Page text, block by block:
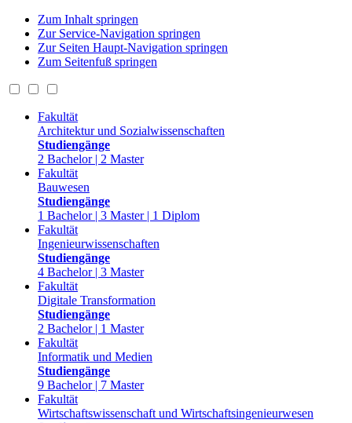
Zum Inhalt springen
Zur Service-Navigation springen
Zur Seiten Haupt-Navigation springen
Zum Seitenfuß springen
Fakultät
Architektur und Sozialwissenschaften
Studiengänge
2 Bachelor | 2 Master
Fakultät
Bauwesen
Studiengänge
1 Bachelor | 3 Master | 1 Diplom
Fakultät
Ingenieurwissenschaften
Studiengänge
4 Bachelor | 3 Master
Fakultät
Digitale Transformation
Studiengänge
2 Bachelor | 1 Master
Fakultät
Informatik und Medien
Studiengänge
9 Bachelor | 7 Master
Fakultät
Wirtschaftswissenschaft und Wirtschaftsingenieurwesen